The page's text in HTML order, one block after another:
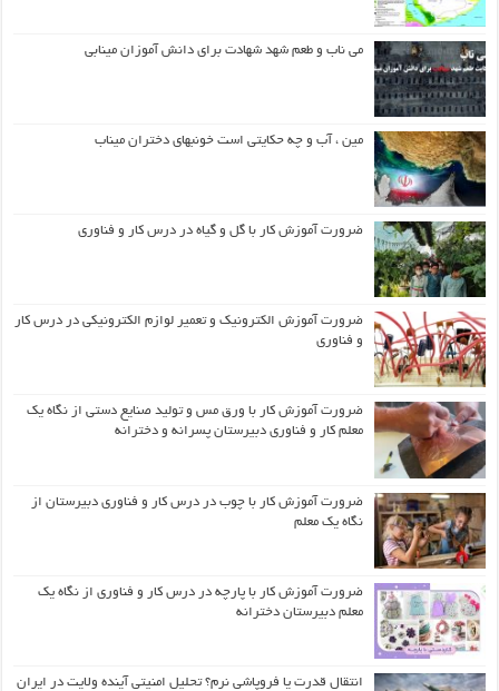
می ناب و طعم شهد شهادت برای دانش آموزان مینابی
مین ، آب و چه حکایتی است خونبهای دختران میناب
ضرورت آموزش کار با گل و گیاه در درس کار و فناوری
ضرورت آموزش الکترونیک و تعمیر لوازم الکترونیکی در درس کار
و فناوری
ضرورت آموزش کار با ورق مس و تولید صنایع دستی از نگاه یک
معلم کار و فناوری دبیرستان پسرانه و دخترانه
ضرورت آموزش کار با چوب در درس کار و فناوری دبیرستان از
نگاه یک معلم
ضرورت آموزش کار با پارچه در درس کار و فناوری از نگاه یک
معلم دبیرستان دخترانه
انتقال قدرت یا فروپاشی نرم؟ تحلیل امنیتی آینده ولایت در ایران